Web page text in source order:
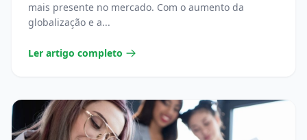
mais presente no mercado. Com o aumento da
globalização e a...
Ler artigo completo